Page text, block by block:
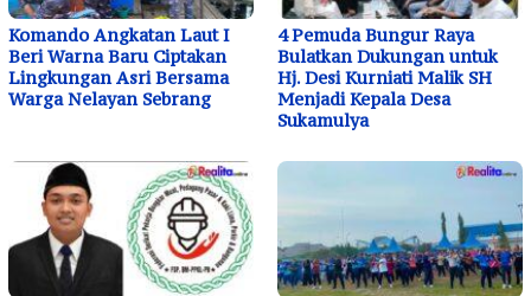
Komando Angkatan Laut I
Beri Warna Baru Ciptakan
Lingkungan Asri Bersama
Warga Nelayan Sebrang
4 Pemuda Bungur Raya
Bulatkan Dukungan untuk
Hj. Desi Kurniati Malik SH
Menjadi Kepala Desa
Sukamulya